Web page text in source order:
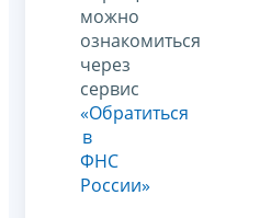
можно
ознакомиться
через
сервис
«Обратиться
в
ФНС
России»